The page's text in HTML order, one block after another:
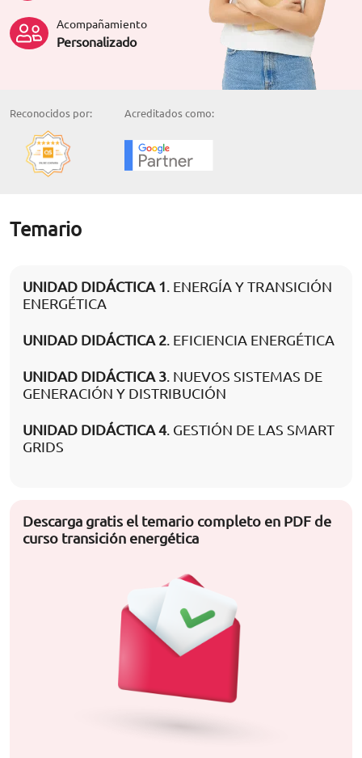
Acompañamiento
Personalizado
Reconocidos por: Acreditados como:
Temario
UNIDAD DIDÁCTICA 1. ENERGÍA Y TRANSICIÓN
ENERGÉTICA
UNIDAD DIDÁCTICA 2. EFICIENCIA ENERGÉTICA
UNIDAD DIDÁCTICA 3. NUEVOS SISTEMAS DE
GENERACIÓN Y DISTRIBUCIÓN
UNIDAD DIDÁCTICA 4. GESTIÓN DE LAS SMART
GRIDS
Descarga gratis el temario completo en PDF de
curso transición energética